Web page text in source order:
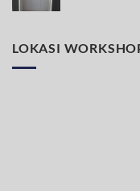
LOKASI